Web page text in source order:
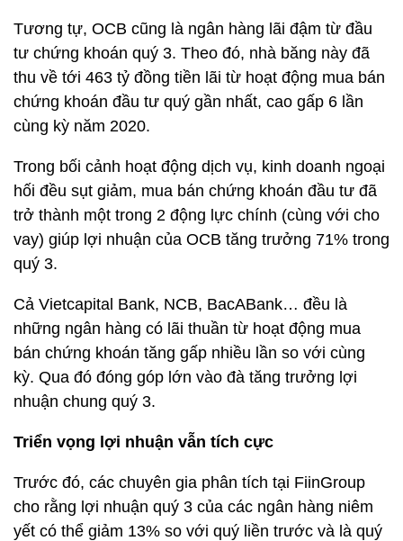
Tương tự, OCB cũng là ngân hàng lãi đậm từ đầu
tư chứng khoán quý 3. Theo đó, nhà băng này đã
thu về tới 463 tỷ đồng tiền lãi từ hoạt động mua bán
chứng khoán đầu tư quý gần nhất, cao gấp 6 lần
cùng kỳ năm 2020.
Trong bối cảnh hoạt động dịch vụ, kinh doanh ngoại
hối đều sụt giảm, mua bán chứng khoán đầu tư đã
trở thành một trong 2 động lực chính (cùng với cho
vay) giúp lợi nhuận của OCB tăng trưởng 71% trong
quý 3.
Cả Vietcapital Bank, NCB, BacABank… đều là
những ngân hàng có lãi thuần từ hoạt động mua
bán chứng khoán tăng gấp nhiều lần so với cùng
kỳ. Qua đó đóng góp lớn vào đà tăng trưởng lợi
nhuận chung quý 3.
Triển vọng lợi nhuận vẫn tích cực
Trước đó, các chuyên gia phân tích tại FiinGroup
cho rằng lợi nhuận quý 3 của các ngân hàng niêm
yết có thể giảm 13% so với quý liền trước và là quý